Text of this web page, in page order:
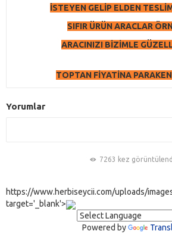
İSTEYEN GELİP ELDEN
SIFIR ÜRÜN ARACLAR
ARACINIZI BİZİMLE
TOPTAN FİYATİNA
Yorumlar
7263 kez
https://www.herbiseycii.com/uploads/
target='_blank'>
Powered by